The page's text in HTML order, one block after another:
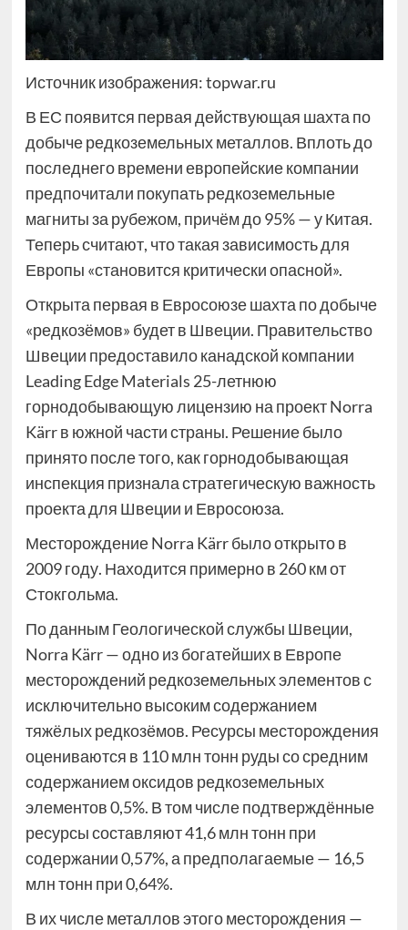
Источник изображения: topwar.ru
В ЕС появится первая действующая шахта по
добыче редкоземельных металлов. Вплоть до
последнего времени европейские компании
предпочитали покупать редкоземельные
магниты за рубежом, причём до 95% — у Китая.
Теперь считают, что такая зависимость для
Европы «становится критически опасной».
Открыта первая в Евросоюзе шахта по добыче
«редкозёмов» будет в Швеции. Правительство
Швеции предоставило канадской компании
Leading Edge Materials 25-летнюю
горнодобывающую лицензию на проект Norra
Kärr в южной части страны. Решение было
принято после того, как горнодобывающая
инспекция признала стратегическую важность
проекта для Швеции и Евросоюза.
Месторождение Norra Kärr было открыто в
2009 году. Находится примерно в 260 км от
Стокгольма.
По данным Геологической службы Швеции,
Norra Kärr — одно из богатейших в Европе
месторождений редкоземельных элементов с
исключительно высоким содержанием
тяжёлых редкозёмов. Ресурсы месторождения
оцениваются в 110 млн тонн руды со средним
содержанием оксидов редкоземельных
элементов 0,5%. В том числе подтверждённые
ресурсы составляют 41,6 млн тонн при
содержании 0,57%, а предполагаемые — 16,5
млн тонн при 0,64%.
В их числе металлов этого месторождения —